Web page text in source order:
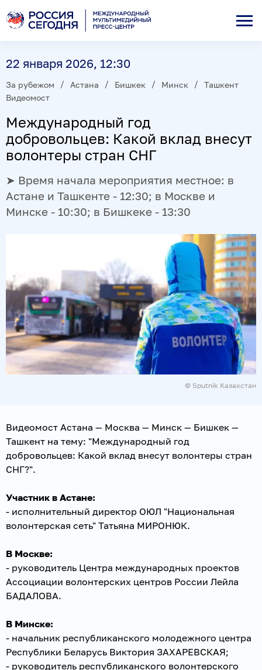
22 января 2026, 12:30
За рубежом Астана Бишкек Минск
Ташкент
Видеомост
Международный год
добровольцев: Какой вклад внесут
волонтеры стран СНГ
➤ Время начала мероприятия местное: в
Астане и Ташкенте - 12:30; в Москве и
Минске - 10:30; в Бишкеке - 13:30
© Sputnik Казахстан
Видеомост Астана — Москва — Минск — Бишкек —
Ташкент на тему: "Международный год
добровольцев: Какой вклад внесут волонтеры стран
СНГ?".
Участник в Астане:
- исполнительный директор ОЮЛ "Национальная
волонтерская сеть" Татьяна МИРОНЮК.
В Москве:
- руководитель Центра международных проектов
Ассоциации волонтерских центров России Лейла
БАДАЛОВА.
В Минске:
- начальник республиканского молодежного центра
Республики Беларусь Виктория ЗАХАРЕВСКАЯ;
- руководитель республиканского волонтерского